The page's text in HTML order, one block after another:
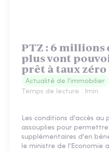
PTZ : 6 millions
plus vont
prêt à taux zéro
Actualité de l'immobilier
Temps de lecture : 1min
Les conditions d'accès
assouplies pour
supplémentaires d'en
le ministre de l'Economie